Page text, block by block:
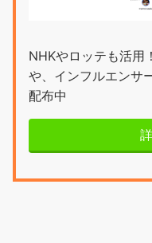
NHKやロッテも活用
や、インフルエンサ
配布中